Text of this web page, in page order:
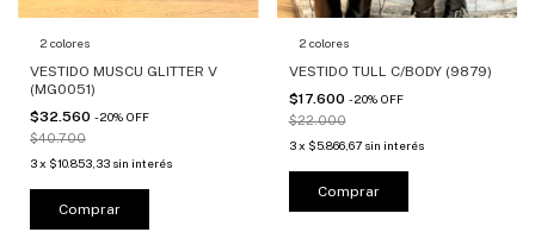
2 colores
VESTIDO MUSCU GLITTER V
(MG0051)
$32.560 -20% OFF
$40.700
3x $10.853,33 sin interés
Comprar
2 colores
VESTIDO TULL C/BODY (9879)
$17.600 -20% OFF
$22.000
3 x $5.866,67 sin interés
Comprar